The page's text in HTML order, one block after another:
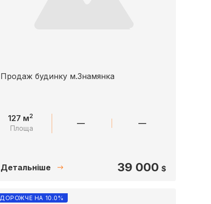
Продаж будинку м.Знамянка
127 м2
Площа — —
Детальніше 39 000 $
ДОРОЖЧЕ НА 10.0%